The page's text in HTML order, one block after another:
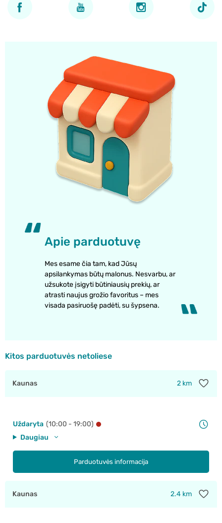
Apie parduotuvę
Mes esame čia tam, kad Jūsų
apsilankymas būtų malonus. Nesvarbu, ar
užsukote įsigyti būtiniausių prekių, ar
atrasti naujus grožio favoritus – mes
visada pasiruošę padėti, su šypsena.
Kitos parduotuvės netoliese
Kaunas 2 km
Uždaryta (10:00 - 19:00)
Daugiau
Parduotuvės informacija
Kaunas 2.4 km